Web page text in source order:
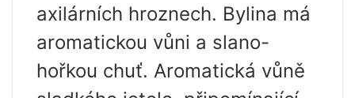
axilárních hroznech. Bylina má
aromatickou vůni a slano-
hořkou chuť. Aromatická vůně